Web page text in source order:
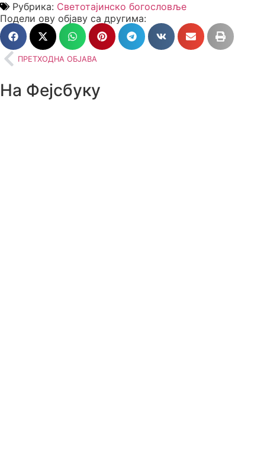
Рубрика: Светотајинско богословље
Подели ову објаву са другима:
ПРЕТХОДНА ОБЈАВА
На Фејсбуку